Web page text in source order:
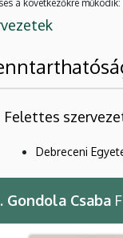
a következőkre
Felettes
Debreceni
Gondola Csaba